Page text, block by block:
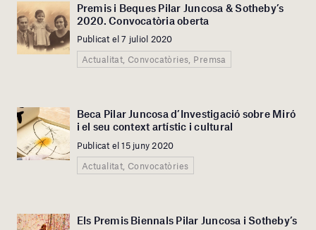
Premis i Beques Pilar Juncosa & Sotheby’s
2020. Convocatòria oberta
Publicat el 7 juliol 2020
Actualitat, Convocatòries, Premsa
Beca Pilar Juncosa d’Investigació sobre Miró
i el seu context artístic i cultural
Publicat el 15 juny 2020
Actualitat, Convocatòries
Els Premis Biennals Pilar Juncosa i Sotheby’s